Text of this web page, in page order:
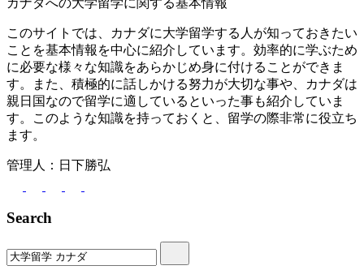
このサイトでは、カナダに大学留学する人が知っておきたい
ことを基本情報を中心に紹介しています。効率的に学ぶため
に必要な様々な知識をあらかじめ身に付けることができま
す。また、積極的に話しかける努力が大切な事や、カナダは
親日国なので留学に適しているといった事も紹介していま
す。このような知識を持っておくと、留学の際非常に役立ち
ます。
管理人：日下勝弘
Search